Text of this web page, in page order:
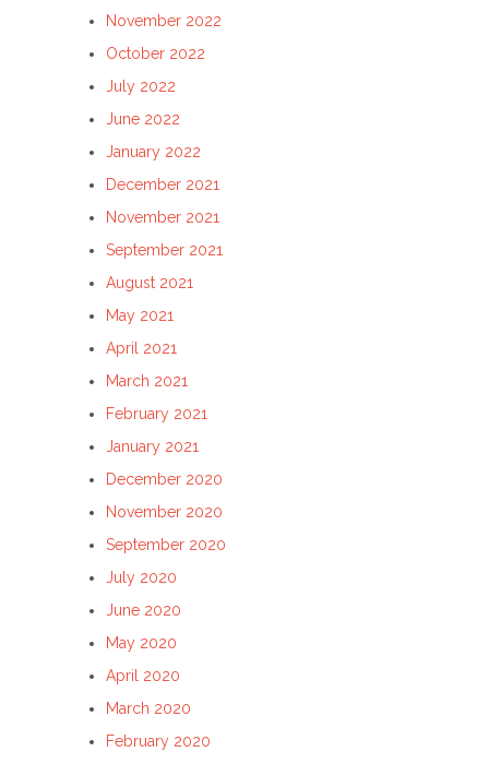
November 2022
October 2022
July 2022
June 2022
January 2022
December 2021
November 2021
September 2021
August 2021
May 2021
April 2021
March 2021
February 2021
January 2021
December 2020
November 2020
September 2020
July 2020
June 2020
May 2020
April 2020
March 2020
February 2020